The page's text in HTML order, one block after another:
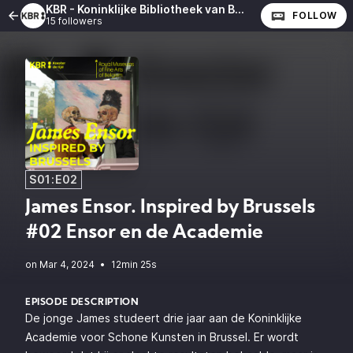
KBR - Koninklijke Bibliotheek van België
15 followers FOLLOW
S01:E02
James Ensor. Inspired by Brussels
#02 Ensor en de Academie
• 12min 25s
EPISODE DESCRIPTION
De jonge James studeert drie jaar aan de Koninklijke
Academie voor Schone Kunsten in Brussel. Er wordt